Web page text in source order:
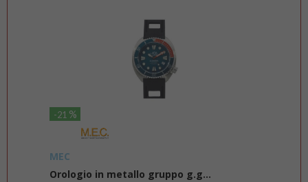
-50 %
Suunto
Suunto wireless tank pressure ...